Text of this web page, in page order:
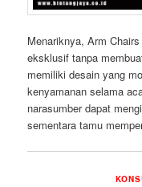
Menariknya, Arm
eksklusif tanpa
memiliki desain yang
kenyamanan selama
narasumber dapat
sementara tamu